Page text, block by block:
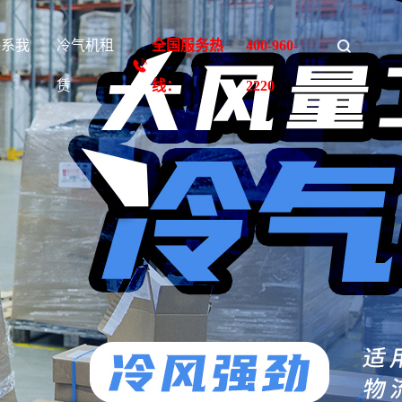
我 冷气机租
赁
全国服务热
线：
400-960-
2220